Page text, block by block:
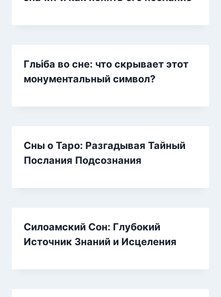
Глы́ба во сне: что скрывает этот
монументальный символ?
Сны о Таро: Разгадывая Тайный
Послания Подсознания
Силоамский Сон: Глубокий
Источник Знаний и Исцеления